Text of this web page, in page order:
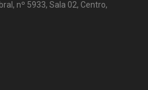
nº 5933, Sala 02, Centro,